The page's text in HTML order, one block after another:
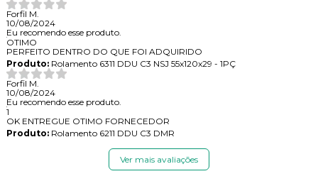
Forfil M.
10/08/2024
Eu recomendo esse produto.
OTIMO
PERFEITO DENTRO DO QUE FOI ADQUIRIDO
Produto:Rolamento 6311 DDU C3 NSJ 55x120x29 - 1PÇ
Forfil M.
10/08/2024
Eu recomendo esse produto.
1
OK ENTREGUE OTIMO FORNECEDOR
Produto:Rolamento 6211 DDU C3 DMR
Ver mais avaliações